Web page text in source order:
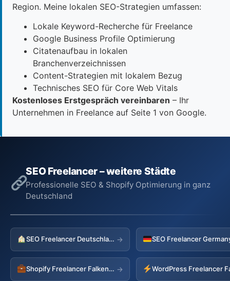
Region. Meine lokalen SEO-Strategien umfassen:
Lokale Keyword-Recherche für Freelance
Google Business Profile Optimierung
Citatenaufbau in lokalen
Branchenverzeichnissen
Content-Strategien mit lokalem Bezug
Technisches SEO für Core Web Vitals
Kostenloses Erstgespräch vereinbaren – Ihr
Unternehmen in Freelance auf Seite 1 von Google.
SEO Freelancer – weitere Städte
Professionelle SEO & Shopify Optimierung in ganz
Deutschland
SEO Freelancer Deutschland →
Shopify Freelancer Falkenstein → WordPress Freelancer